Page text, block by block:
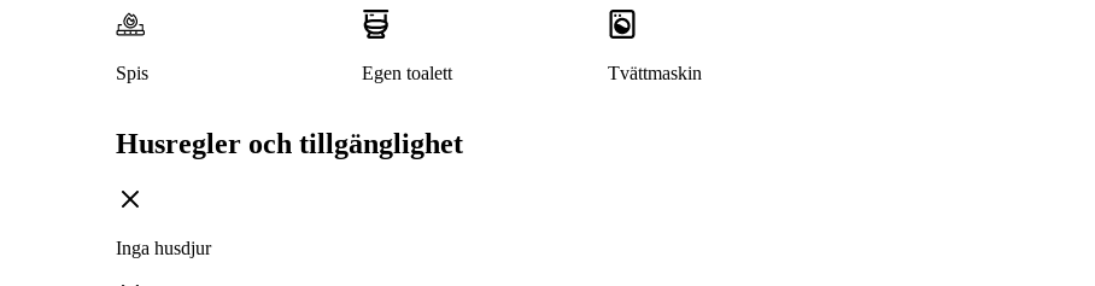
Spis Egen toalett Tvättmaskin
Husregler och tillgänglighet
Inga husdjur